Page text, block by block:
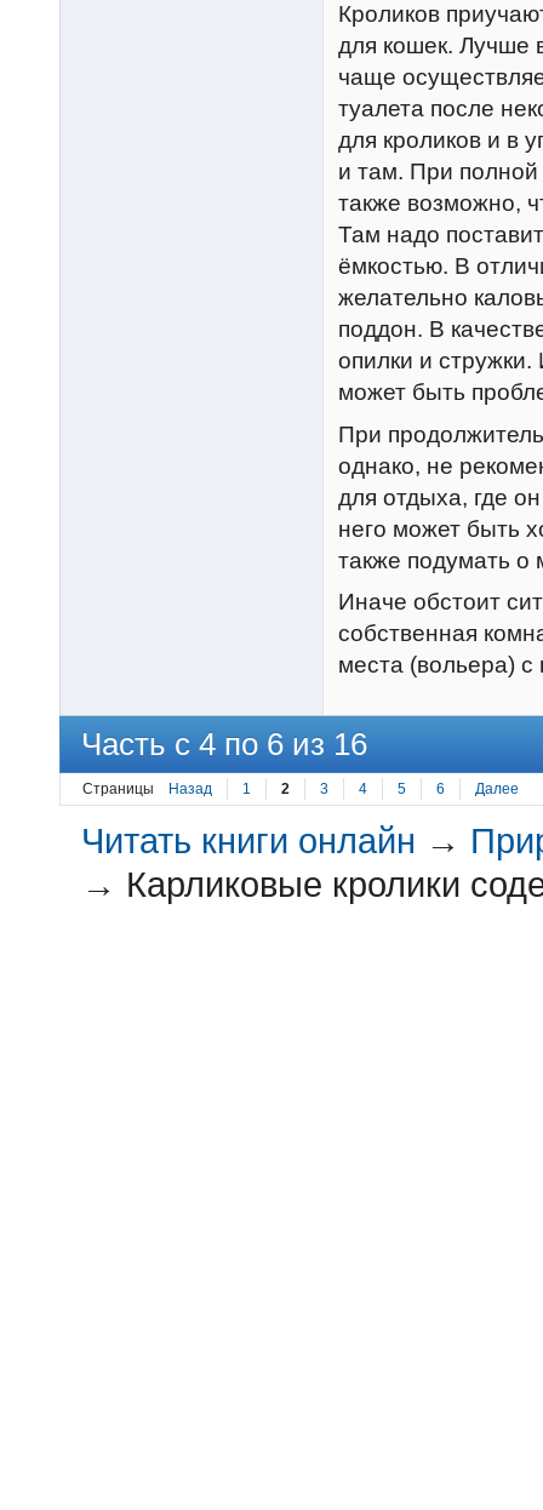
Кроликов
для кошек. Лучше
чаще
туалета после
для кроликов и в
и там. При
также возможно,
Там надо
ёмкостью. В
желательно
поддон. В
опилки и
может быть
При
однако, не
для отдыха, где
него может быть
также подумать о
Иначе обстоит
собственная
места (вольера) с
Часть с 4 по 6 из 16
Страницы Назад 1 2 3 4 5 6 Далее
Читать книги онлайн →
→ Карликовые кролики